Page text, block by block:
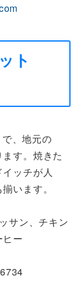
ト
、地元の
す。焼きた
ッチが人
います。
サン、チキン
ー